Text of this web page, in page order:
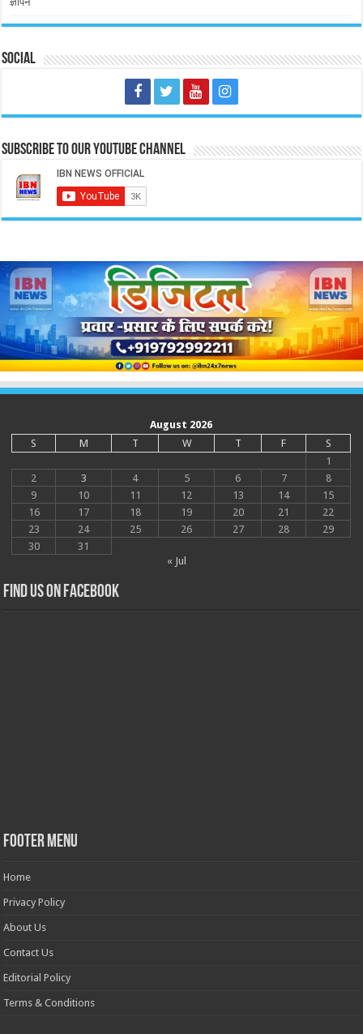
Social
Subscribe to our Youtube Channel
August 2026
S
M T W T F
S
1
2
3 4 5 6 7
8
9
10 11 12 13 14
15
16
17 18 19 20 21
22
23
24 25 26 27 28
29
30
31
« Jul
Find us on Facebook
Footer Menu
Home
Privacy Policy
About Us
Contact Us
Editorial Policy
Terms & Conditions